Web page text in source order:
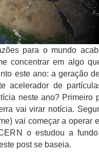
para o mundo
concentrar em algo
este ano: a geração
acelerador de
neste ano? Primeiro
vai virar notícia.
vai começar a operar
o estudou a
post se baseia.